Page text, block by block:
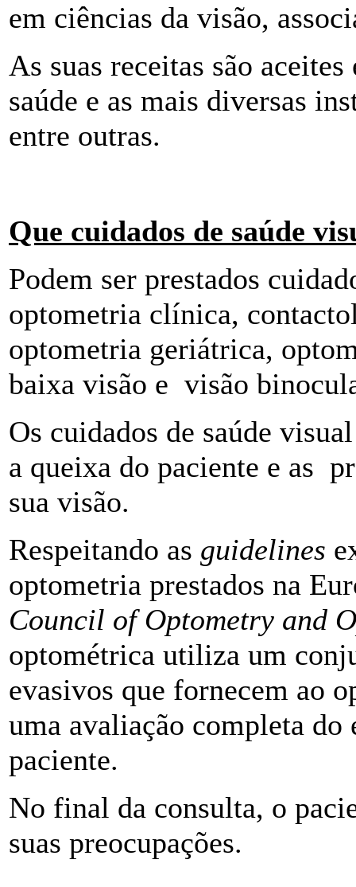
em ciências da visão,
As suas receitas são
saúde e as mais diversas
entre outras.
Que cuidados de saúde
Podem ser prestados
optometria clínica,
optometria geriátrica,
baixa visão e visão
Os cuidados de saúde
a queixa do paciente e as
sua visão.
Respeitando as guidelines
optometria prestados na
Council of Optometry and
optométrica utiliza um
evasivos que fornecem ao
uma avaliação completa
paciente.
No final da consulta, o
suas preocupações.